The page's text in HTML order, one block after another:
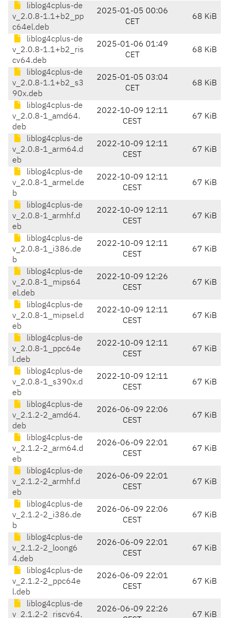
liblog4cplus-de
v_2.0.8-1.1+b2_pp
c64el.deb
2025-01-05 00:06
CET
68 KiB
liblog4cplus-de
v_2.0.8-1.1+b2_ris
cv64.deb
2025-01-06 01:49
CET
68 KiB
liblog4cplus-de
v_2.0.8-1.1+b2_s3
90x.deb
2025-01-05 03:04
CET
68 KiB
liblog4cplus-de
v_2.0.8-1_amd64.
deb
2022-10-09 12:11
CEST
67 KiB
liblog4cplus-de
v_2.0.8-1_arm64.d
eb
2022-10-09 12:11
CEST
67 KiB
liblog4cplus-de
v_2.0.8-1_armel.de
b
2022-10-09 12:11
CEST
67 KiB
liblog4cplus-de
v_2.0.8-1_armhf.d
eb
2022-10-09 12:11
CEST
67 KiB
liblog4cplus-de
v_2.0.8-1_i386.de
b
2022-10-09 12:11
CEST
67 KiB
liblog4cplus-de
v_2.0.8-1_mips64
el.deb
2022-10-09 12:26
CEST
67 KiB
liblog4cplus-de
v_2.0.8-1_mipsel.d
eb
2022-10-09 12:11
CEST
67 KiB
liblog4cplus-de
v_2.0.8-1_ppc64e
l.deb
2022-10-09 12:11
CEST
67 KiB
liblog4cplus-de
v_2.0.8-1_s390x.d
eb
2022-10-09 12:11
CEST
67 KiB
liblog4cplus-de
v_2.1.2-2_amd64.
deb
2026-06-09 22:06
CEST
67 KiB
liblog4cplus-de
v_2.1.2-2_arm64.d
eb
2026-06-09 22:01
CEST
67 KiB
liblog4cplus-de
v_2.1.2-2_armhf.d
eb
2026-06-09 22:01
CEST
67 KiB
liblog4cplus-de
v_2.1.2-2_i386.de
b
2026-06-09 22:06
CEST
67 KiB
liblog4cplus-de
v_2.1.2-2_loong6
4.deb
2026-06-09 22:01
CEST
67 KiB
liblog4cplus-de
v_2.1.2-2_ppc64e
l.deb
2026-06-09 22:01
CEST
67 KiB
liblog4cplus-de
v_2.1.2-2_riscv64.
2026-06-09 22:26
67 KiB